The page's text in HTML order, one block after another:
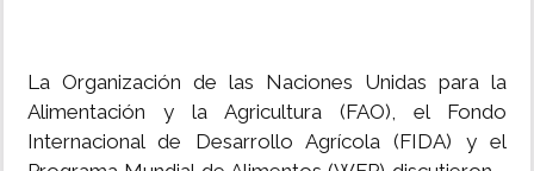
La Organización de las Naciones Unidas para la
Alimentación y la Agricultura (FAO), el Fondo
Internacional de Desarrollo Agrícola (FIDA) y el